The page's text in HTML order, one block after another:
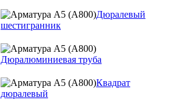
Дюралевый
шестигранник
Дюралюминиевая труба
Квадрат
дюралевый